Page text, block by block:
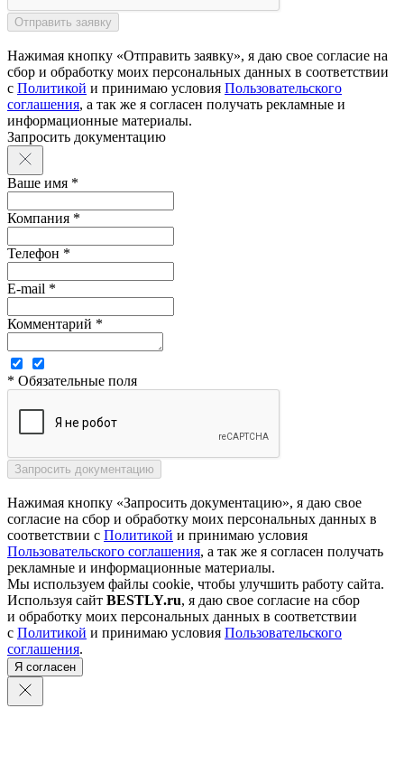
Нажимая кнопку «Отправить заявку», я даю свое согласие на
сбор и обработку моих персональных данных в соответствии
с Политикой и принимаю условия Пользовательского
соглашения, а так же я согласен получать рекламные и
информационные материалы.
Запросить документацию
Ваше имя *
Компания *
Телефон *
E-mail *
Комментарий *
* Обязательные поля
Нажимая кнопку «Запросить документацию», я даю свое
согласие на сбор и обработку моих персональных данных в
соответствии с Политикой и принимаю условия
Пользовательского соглашения, а так же я согласен получать
рекламные и информационные материалы.
Мы используем файлы cookie, чтобы улучшить работу сайта.
Используя сайт BESTLY.ru, я даю свое согласие на сбор
и обработку моих персональных данных в соответствии
с Политикой и принимаю условия Пользовательского
соглашения.
Я согласен